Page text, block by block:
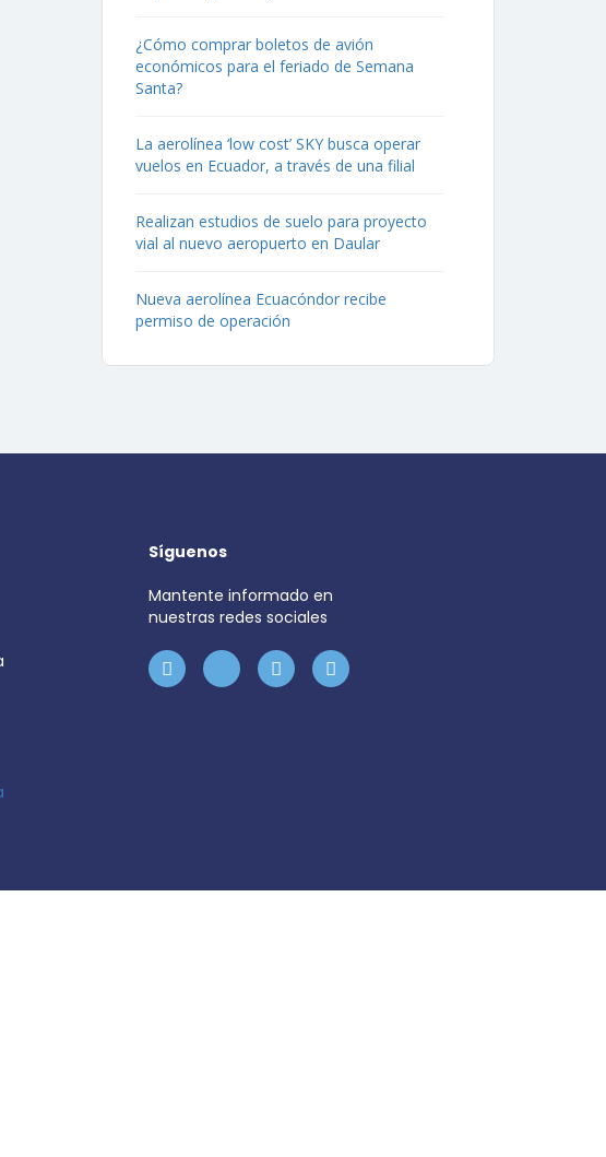
¿Cómo comprar boletos de avión
económicos para el feriado de Semana
Santa?
La aerolínea ‘low cost’ SKY busca operar
vuelos en Ecuador, a través de una filial
Realizan estudios de suelo para proyecto
vial al nuevo aeropuerto en Daular
Nueva aerolínea Ecuacóndor recibe
permiso de operación
Síguenos
Mantente informado en
nuestras redes sociales